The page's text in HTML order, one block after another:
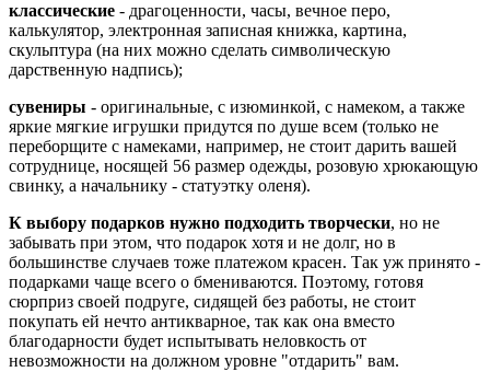
классические - драгоценности, часы, вечное перо,
калькулятор, электронная записная книжка, картина,
скульптура (на них можно сделать символическую
дарственную надпись);
сувениры - оригинальные, с изюминкой, с намеком, а также
яркие мягкие игрушки придутся по душе всем (только не
переборщите с намеками, например, не стоит дарить вашей
сотруднице, носящей 56 размер одежды, розовую хрюкающую
свинку, а начальнику - статуэтку оленя).
К выбору подарков нужно подходить творчески, но не
забывать при этом, что подарок хотя и не долг, но в
большинстве случаев тоже платежом красен. Так уж принято -
подарками чаще всего о бмениваются. Поэтому, готовя
сюрприз своей подруге, сидящей без работы, не стоит
покупать ей нечто антикварное, так как она вместо
благодарности будет испытывать неловкость от
невозможности на должном уровне "отдарить" вам.